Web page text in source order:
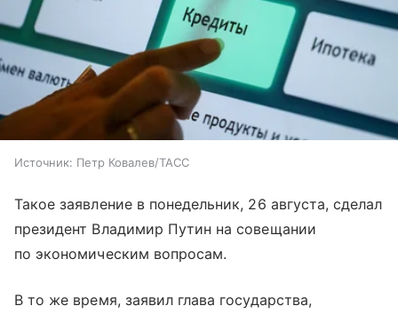
Источник: Петр Ковалев/ТАСС
Такое заявление в понедельник, 26 августа, сделал
президент Владимир Путин на совещании
по экономическим вопросам.
В то же время, заявил глава государства,